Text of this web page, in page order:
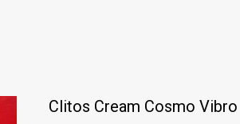
Clitos Cream Cosmo Vibro